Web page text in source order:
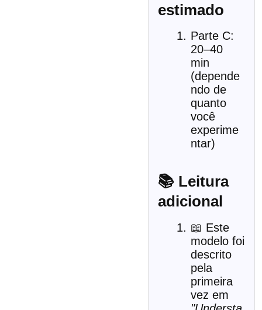
estimado
Parte C:
20–40
min
(depende
ndo de
quanto
você
experime
ntar)
📚 Leitura
adicional
📖 Este
modelo foi
descrito
pela
primeira
vez em